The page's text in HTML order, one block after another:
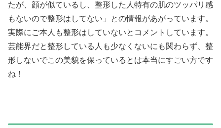
たが、顔が似ているし、整形した人特有の肌のツッパリ感
もないので整形はしてない」との情報があがっています。
実際にご本人も整形はしていないとコメントしています。
芸能界だと整形している人も少なくないにも関わらず、整
形しないでこの美貌を保っているとは本当にすごい方です
ね！